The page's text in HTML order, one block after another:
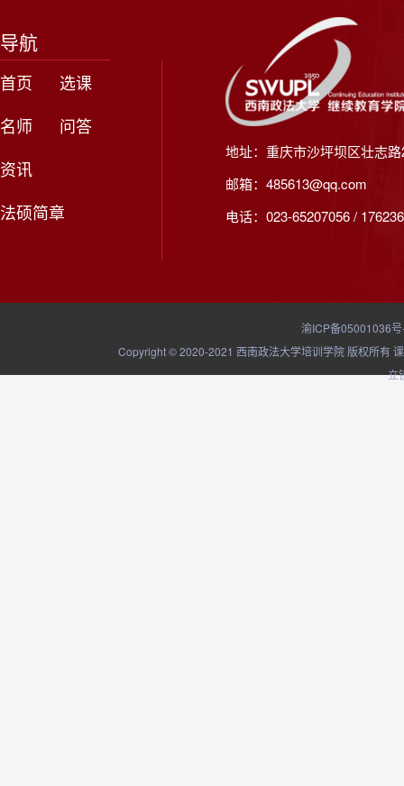
导航
首页
选课
名师
问答
资讯
法硕简章
地址：重庆市沙坪坝区壮志
邮箱：485613@qq.com
电话：023-65207056 /
渝ICP备05001036
Copyright © 2020-2021 西南政法大学培训学院 版权所有
立